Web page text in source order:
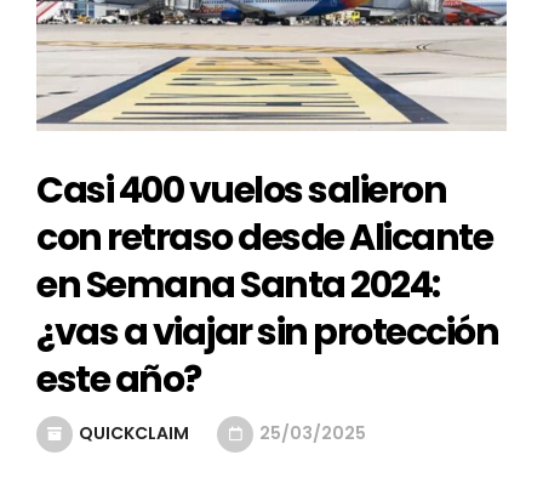
Casi 400 vuelos salieron
con retraso desde Alicante
en Semana Santa 2024:
¿vas a viajar sin protección
este año?
QUICKCLAIM 25/03/2025